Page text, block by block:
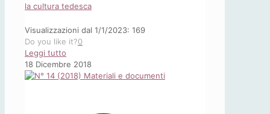
la cultura tedesca
Visualizzazioni dal 1/1/2023: 169
Do you like it?0
Leggi tutto
Tra
ribellione
18 Dicembre 2018